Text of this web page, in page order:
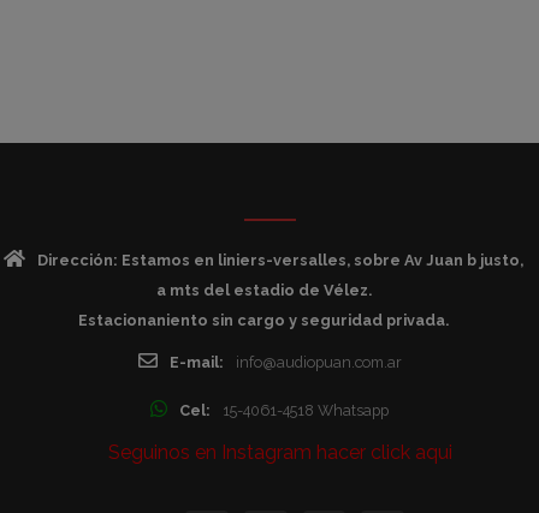
Dirección: Estamos en liniers-versalles, sobre Av Juan b justo,
a mts del estadio de Vélez.
Estacionaniento sin cargo y seguridad privada.
E-mail: info@audiopuan.com.ar
Cel: 15-4061-4518 Whatsapp
Seguinos en Instagram hacer click aqui